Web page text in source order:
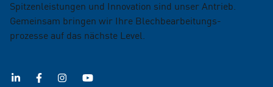
Spitzenleistungen und Innovation sind unser Antrieb.
Gemeinsam bringen wir Ihre Blechbearbeitungs­
prozesse auf das nächste Level.